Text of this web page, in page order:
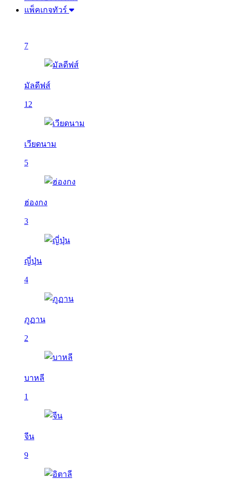
แพ็คเกจทัวร์
7
มัลดีฟส์
12
เวียดนาม
5
ฮ่องกง
3
ญี่ปุ่น
4
ภูฏาน
2
บาหลี
1
จีน
9